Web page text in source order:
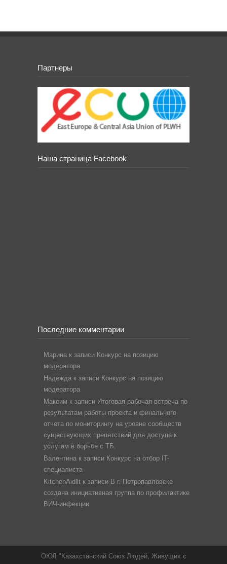
Партнеры
Наша страница Facebook
Последние комментарии
Марина к записи Конкурс на позицию
модератора
Надежда к записи Конкурс на позицию
модератора
Максим к записи Итоговая рабочая встреча по
результатам работы проекта и финального
отчета по мониторингу на уровне сообществ
существующих препятствий для доступа к
услугам в борьбе с ТБ.
Валентина к записи Конкурс на отбор IT-
специалиста
KitchenAidllt к записи В г. Петропавловске
создана инициативная группа по профилактике
ВИЧ-инфекции
ОЮЛ "Казахстанский Союз Людей, Живущих с